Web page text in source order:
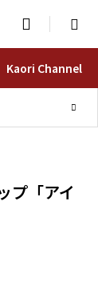

Kaori Channel
プ「アイ